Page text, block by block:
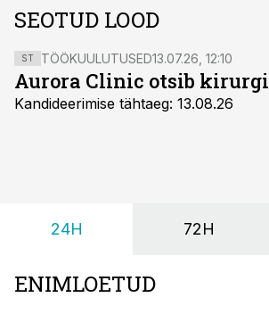
SEOTUD LOOD
ST TÖÖKUULUTUSED13.07.26, 12:10
Aurora Clinic otsib kirurgi
Kandideerimise tähtaeg: 13.08.26
24H 72H
ENIMLOETUD